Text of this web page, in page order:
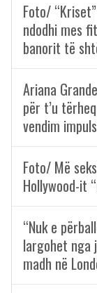
Foto/
ndodhi mes
banorit të
Ariana
për t’u
vendim
Foto/ Më
Hollywood-it
“Nuk e
largohet nga
madh në